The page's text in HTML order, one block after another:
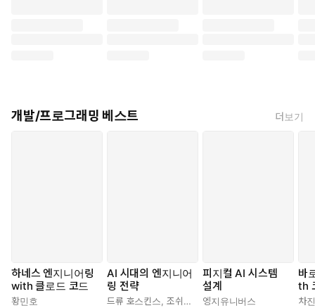
개발/프로그래밍 베스트 더보기
하네스 엔지니어링
with 클로드 코드
황민호
AI 시대의 엔지니어
링 전략
드류 호스킨스, 조쉬(김승권)
피지컬 AI 시스템
설계
엥지유니버스
바
th
로
차